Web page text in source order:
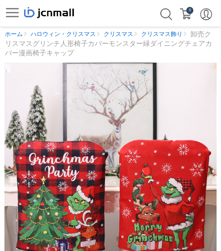
0
ホーム ハロウィン・クリスマス クリスマス クリスマス飾り
卸売ク
リスマスグリンチ人形椅子カバーモンスター緑ダイニングチェアカ
バー漫画椅子キャップ